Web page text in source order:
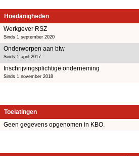
Hoedanigheden
Werkgever RSZ
Sinds 1 september 2020
Onderworpen aan btw
Sinds 1 april 2017
Inschrijvingsplichtige onderneming
Sinds 1 november 2018
Toelatingen
Geen gegevens opgenomen in KBO.